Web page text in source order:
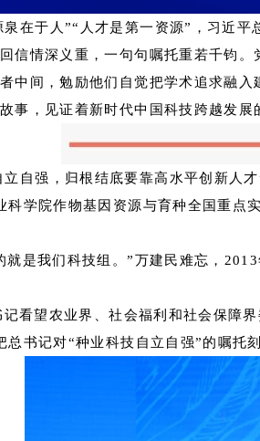
在于人”“人才是第一资源”，习近
信情深义重，一句句嘱托重若千钧
中间，勉励他们自觉把学术追求融
事，见证着新时代中国科技跨越发
自强，归根结底要靠高水平创新人才
科学院作物基因资源与育种全国重点
就是我们科技组。”万建民难忘，
看望农业界、社会福利和社会保障
书记对“种业科技自立自强”的嘱托